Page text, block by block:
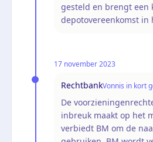
gesteld en brengt een
depotovereenkomst in
17 november 2023
RechtbankVonnis in kort
De
inbreuk maakt op het
verbiedt BM om de